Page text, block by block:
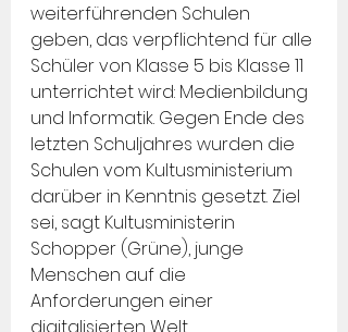
weiterführenden Schulen
geben, das verpflichtend für alle
Schüler von Klasse 5 bis Klasse 11
unterrichtet wird: Medienbildung
und Informatik. Gegen Ende des
letzten Schuljahres wurden die
Schulen vom Kultusministerium
darüber in Kenntnis gesetzt. Ziel
sei, sagt Kultusministerin
Schopper (Grüne), junge
Menschen auf die
Anforderungen einer
digitalisierten Welt